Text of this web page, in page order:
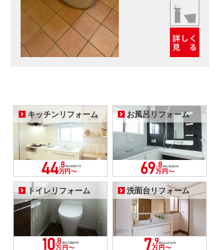
キッチンリフォーム お風呂リフォーム
トイレリフォーム 洗面台リフォーム